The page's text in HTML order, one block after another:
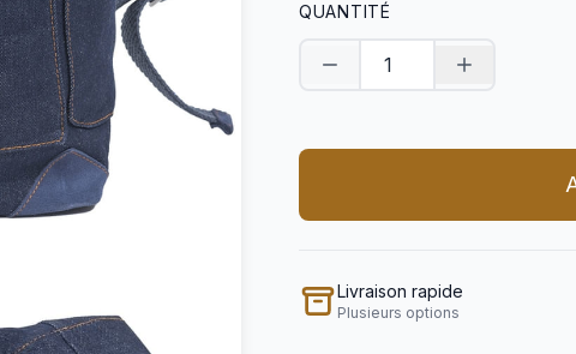
QUANTITÉ
Diminuer la quantitéAugmenter
Livraison rapide
Plusieurs options